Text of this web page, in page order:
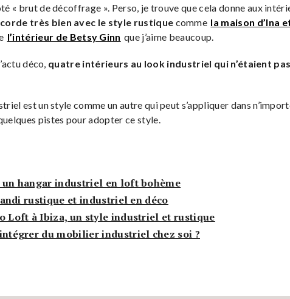
« brut de décoffrage ». Perso, je trouve que cela donne aux
très bien avec le style rustique comme la maison d’Ina
l’intérieur de Betsy Ginn que j’aime beaucoup.
déco, quatre intérieurs au look industriel qui n’étaient
est un style comme un autre qui peut s’appliquer dans
pistes pour adopter ce style.
un hangar industriel en loft bohème
rustique et industriel en déco
Loft à Ibiza, un style industriel et rustique
du mobilier industriel chez soi ?